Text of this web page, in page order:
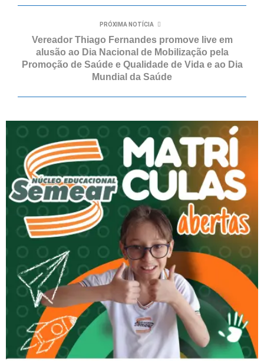
PRÓXIMA NOTÍCIA
Vereador Thiago Fernandes promove live em
alusão ao Dia Nacional de Mobilização pela
Promoção de Saúde e Qualidade de Vida e ao Dia
Mundial da Saúde